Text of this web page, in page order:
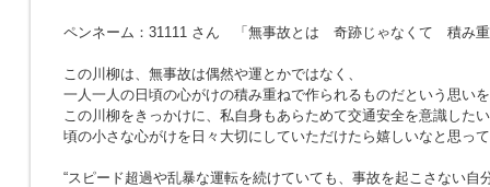
ペンネーム：31111 さん 「無事故とは 奇跡じゃなくて 積み
この川柳は、無事故は偶然や運とかではなく、
一人一人の日頃の心がけの積み重ねで作られるものだという思い
この川柳をきっかけに、私自身もあらためて交通安全を意識した
頃の小さな心がけを日々大切にしていただけたら嬉しいなと思っ
“スピード超過や乱暴な運転を続けていても、事故を起こさない自